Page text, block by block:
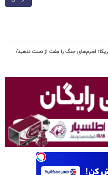
اهرم‌های جنگ را مفت از دست ندهید/